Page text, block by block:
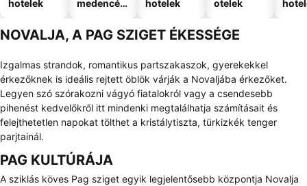
hotelek
medencév
hotelek
otelek
NOVALJA, A PAG SZIGET ÉKESSÉGE
Izgalmas strandok, romantikus partszakaszok, gyerekekkel
érkezőknek is ideális rejtett öblök várják a Novaljába érkezőket.
Legyen szó szórakozni vágyó fiatalokról vagy a csendesebb
pihenést kedvelőkről itt mindenki megtalálhatja számításait és
felejthetetlen napokat tölthet a kristálytiszta, türkizkék tenger
parjtainál.
PAG KULTÚRÁJA
A sziklás köves Pag sziget egyik legjelentősebb központja Novalja